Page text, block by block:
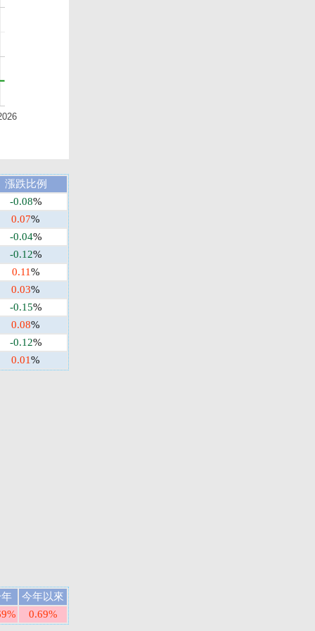
漲跌比例
-0.08%
0.07%
-0.04%
-0.12%
0.11%
0.03%
-0.15%
0.08%
-0.12%
0.01%
今年以來
0.69%